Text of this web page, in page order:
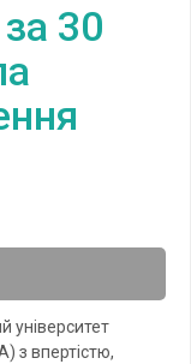
30
університет
з впертістю,